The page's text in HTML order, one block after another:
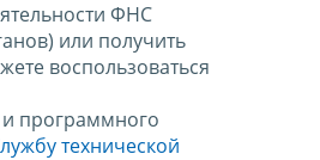
ФНС
или получить
воспользоваться
программного
технической